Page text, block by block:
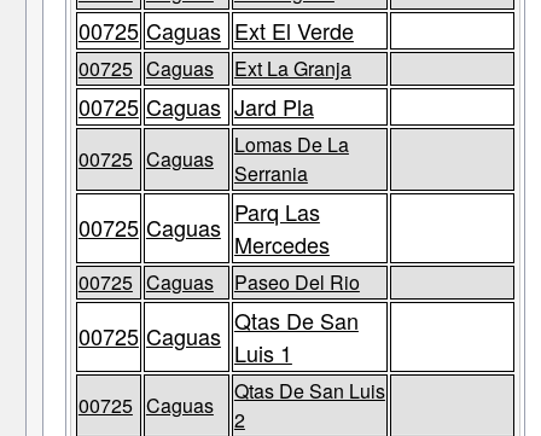
00725 Caguas Ext El Verde
00725 Caguas Ext La Granja
00725 Caguas Jard Pla
00725 Caguas
Lomas De La
Serrania
00725 Caguas Parq Las
Mercedes
00725 Caguas Paseo Del Rio
00725 Caguas Qtas De San
Luis 1
00725 Caguas
Qtas De San Luis
2